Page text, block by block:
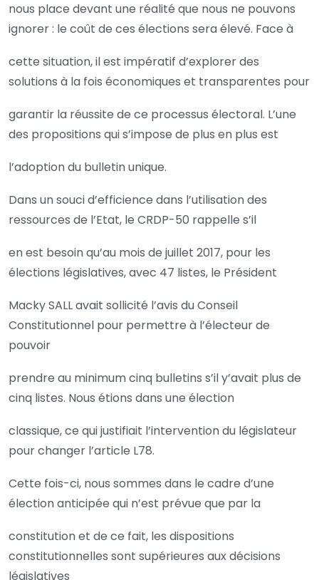
nous place devant une réalité que nous ne pouvons
ignorer : le coût de ces élections sera élevé. Face à
cette situation, il est impératif d’explorer des
solutions à la fois économiques et transparentes pour
garantir la réussite de ce processus électoral. L’une
des propositions qui s’impose de plus en plus est
l’adoption du bulletin unique.
Dans un souci d’efficience dans l’utilisation des
ressources de l’Etat, le CRDP-50 rappelle s’il
en est besoin qu’au mois de juillet 2017, pour les
élections législatives, avec 47 listes, le Président
Macky SALL avait sollicité l’avis du Conseil
Constitutionnel pour permettre à l’électeur de
pouvoir
prendre au minimum cinq bulletins s’il y’avait plus de
cinq listes. Nous étions dans une élection
classique, ce qui justifiait l’intervention du législateur
pour changer l’article L78.
Cette fois-ci, nous sommes dans le cadre d’une
élection anticipée qui n’est prévue que par la
constitution et de ce fait, les dispositions
constitutionnelles sont supérieures aux décisions
législatives